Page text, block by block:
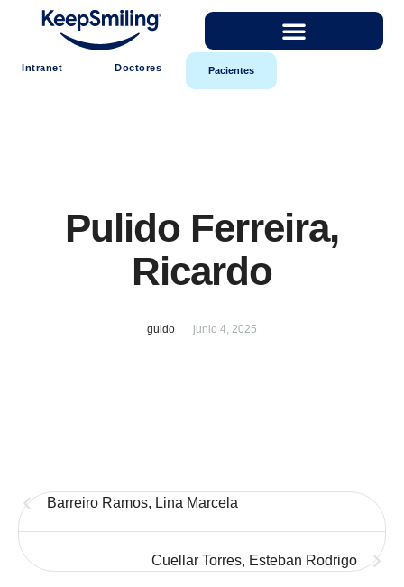
Intranet Doctores Pacientes
Pulido Ferreira,
Ricardo
guido junio 4, 2025
Barreiro Ramos, Lina Marcela
Cuellar Torres, Esteban Rodrigo